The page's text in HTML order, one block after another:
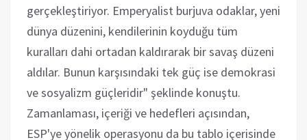
gerçekleştiriyor. Emperyalist burjuva odaklar, yeni
dünya düzenini, kendilerinin koyduğu tüm
kuralları dahi ortadan kaldırarak bir savaş düzeni
aldılar. Bunun karşısındaki tek güç ise demokrasi
ve sosyalizm güçleridir" şeklinde konuştu.
Zamanlaması, içeriği ve hedefleri açısından,
ESP'ye yönelik operasyonu da bu tablo içerisinde